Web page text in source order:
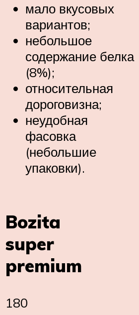
мало вкусовых
вариантов;
небольшое
содержание белка
(8%);
относительная
дороговизна;
неудобная
фасовка
(небольшие
упаковки).
Bozita
super
premium
180